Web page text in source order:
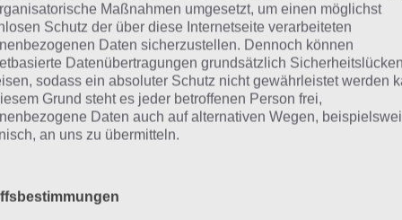
tötest. Das ist immer derjenige, der die Fahne in der
Screenshot haben wir mal einige
du deine Truppen im Halbkreis, in gerader Linie oder
Dazu gibt es noch tausende weitere
als Rechteck und vieles mehr. Wenn du dich
Maßnahmen umgesetzt, um einen möglichst
Schutz der über diese Internetseite verarbeiteten
Daten sicherzustellen. Dennoch können
Datenübertragungen grundsätzlich Sicherheitslücken
sodass ein absoluter Schutz nicht gewährleistet werden
Grund steht es jeder betroffenen Person frei,
Daten auch auf alternativen Wegen,
an uns zu übermitteln.